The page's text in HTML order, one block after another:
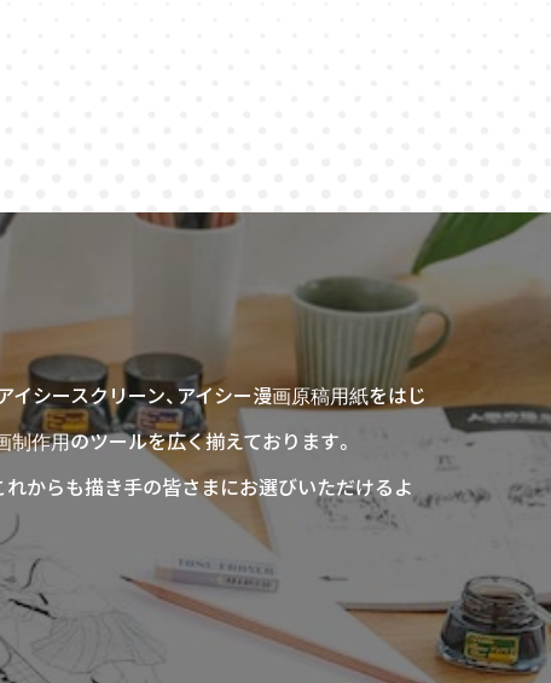
シースクリーン、アイシー漫画原稿用紙をはじ
制作用のツールを広く揃えております。
からも描き手の皆さまにお選びいただけるよ